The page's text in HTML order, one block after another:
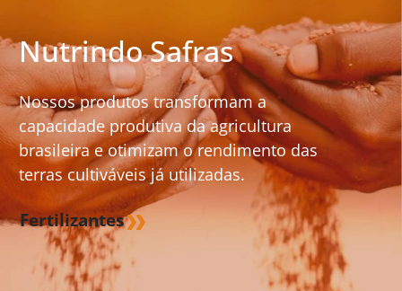
Nutrindo Safras
Nossos produtos transformam a
capacidade produtiva da agricultura
brasileira e otimizam o rendimento das
terras cultiváveis já utilizadas.
Fertilizantes